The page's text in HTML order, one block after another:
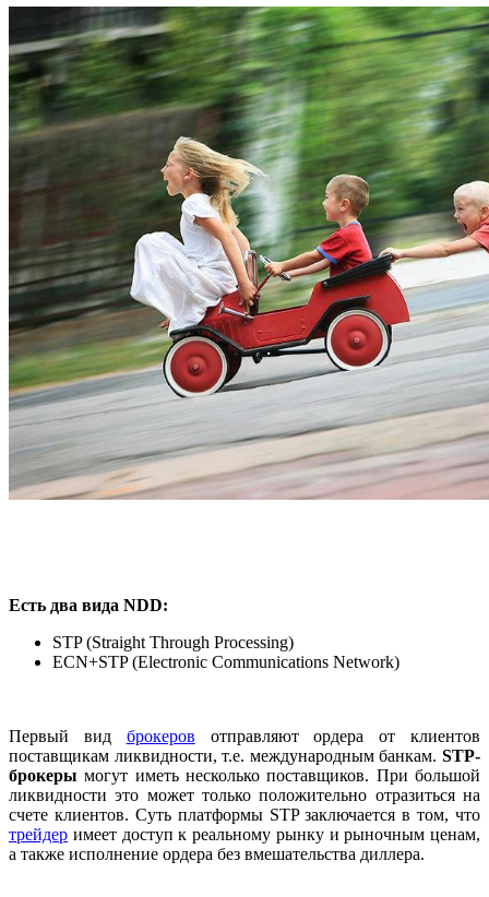
Есть два вида NDD:
STP (Straight Through Processing)
ECN+STP (Electronic Communications Network)
Первый вид брокеров отправляют ордера от клиентов
поставщикам ликвидности, т.е. международным банкам. STP-
брокеры могут иметь несколько поставщиков. При большой
ликвидности это может только положительно отразиться на
счете клиентов. Суть платформы STP заключается в том, что
трейдер имеет доступ к реальному рынку и рыночным ценам,
а также исполнение ордера без вмешательства диллера.